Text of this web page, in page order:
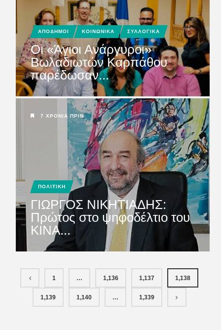
ΑΠΟΔΗΜΟΙ ΚΟΙΝΩΝΙΚΑ ΣΥΛΛΟΓΙΚΑ
Οι «Άγιοι Ανάργυροι»
Βωλαδιωτών Καρπάθου
παρέδωσαν...
7 ΧΡΌΝΙΑ ΠΡΙΝ
ΠΟΛΙΤΙΚΗ
ΓΙΩΡΓΟΣ ΝΙΚΗΤΙΑΔΗΣ:
Πρώτος στο ψηφοδέλτιο του
ΚΙΝΑ...
1 … 1,136 1,137 1,138
1,139 1,140 … 1,339